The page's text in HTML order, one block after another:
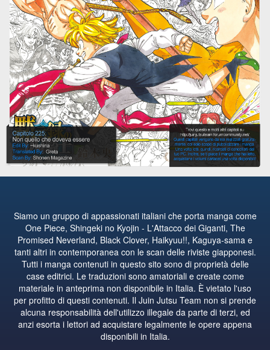
Siamo un gruppo di appassionati italiani che porta manga come
One Piece, Shingeki no Kyojin - L'Attacco dei Giganti, The
Promised Neverland, Black Clover, Haikyuu!!, Kaguya-sama e
tanti altri in contemporanea con le scan delle riviste giapponesi.
Tutti i manga contenuti in questo sito sono di proprietà delle
case editrici. Le traduzioni sono amatoriali e create come
materiale in anteprima non disponibile in Italia. È vietato l'uso
per profitto di questi contenuti. Il Juin Jutsu Team non si prende
alcuna responsabilità dell'utilizzo illegale da parte di terzi, ed
anzi esorta i lettori ad acquistare legalmente le opere appena
disponibili in Italia.